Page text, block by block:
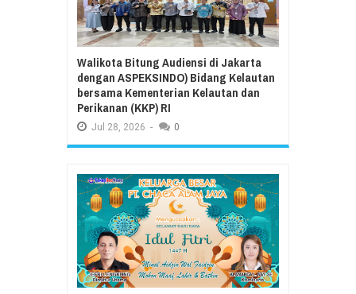
Walikota Bitung Audiensi di Jakarta
dengan ASPEKSINDO) Bidang Kelautan
bersama Kementerian Kelautan dan
Perikanan (KKP) RI
Jul 28, 2026 - 0